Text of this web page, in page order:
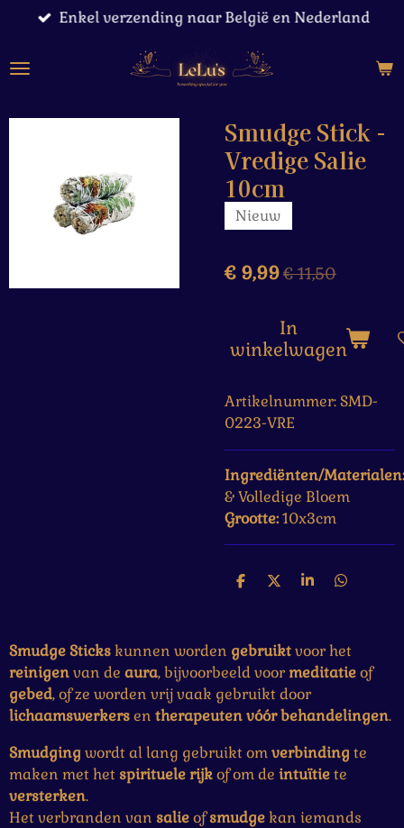
naar
Enkel verzending naar België en Nederland
Smudge Stick -
Vredige Salie
10cm
Nieuw
€ 9,99€ 11,50
In
winkelwagen
Artikelnummer:SMD-
0223-VRE
Ingrediënten/Materialen:
& Volledige Bloem
Grootte:10x3cm
D
n
D
S
e
D
n
Smudge Stickskunnen worden gebruiktvoor het
reinigenvan de aura, bijvoorbeeld voormeditatieof
gebed, of ze worden vrij vaak gebruikt door
lichaamswerkersen therapeutenvóórbehandelingen.
Smudging wordt al lang gebruikt omverbinding te
maken met het spirituelerijkof om de intuïtiete
versterken.
Het verbranden van salieofsmudgekan iemands